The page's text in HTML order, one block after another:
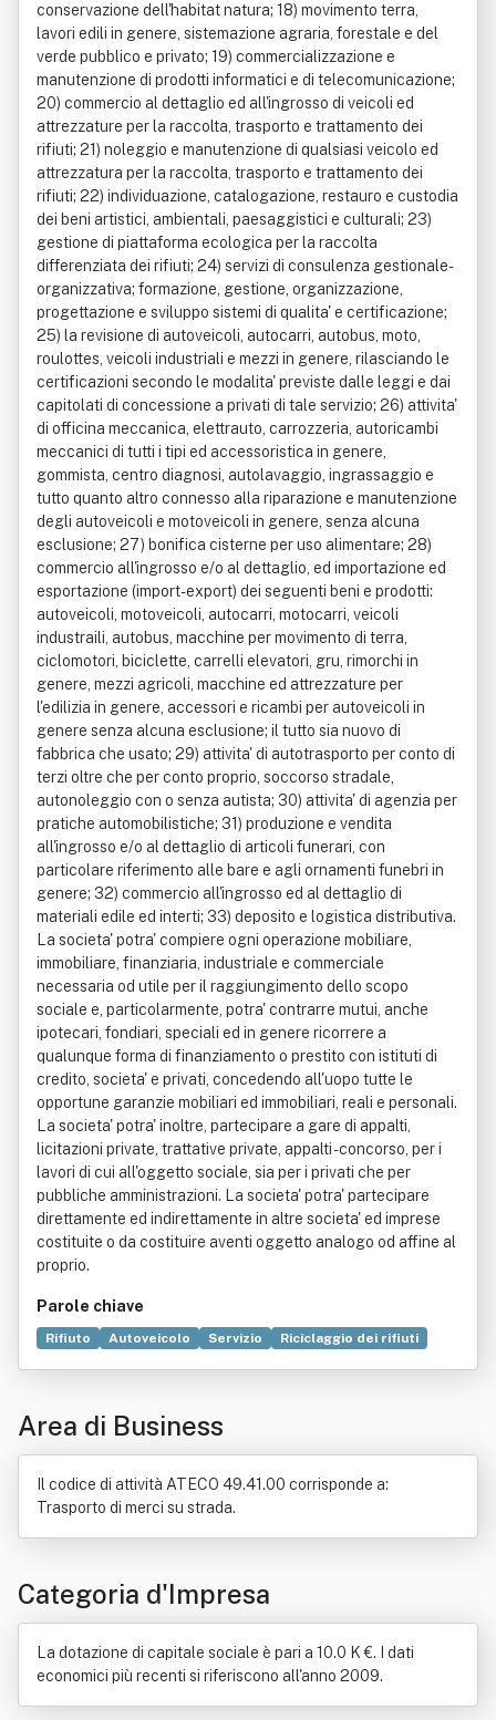
conservazione dell'habitat natura; 18) movimento terra,
lavori edili in genere, sistemazione agraria, forestale e del
verde pubblico e privato; 19) commercializzazione e
manutenzione di prodotti informatici e di telecomunicazione;
20) commercio al dettaglio ed all'ingrosso di veicoli ed
attrezzature per la raccolta, trasporto e trattamento dei
rifiuti; 21) noleggio e manutenzione di qualsiasi veicolo ed
attrezzatura per la raccolta, trasporto e trattamento dei
rifiuti; 22) individuazione, catalogazione, restauro e custodia
dei beni artistici, ambientali, paesaggistici e culturali; 23)
gestione di piattaforma ecologica per la raccolta
differenziata dei rifiuti; 24) servizi di consulenza gestionale-
organizzativa; formazione, gestione, organizzazione,
progettazione e sviluppo sistemi di qualita' e certificazione;
25) la revisione di autoveicoli, autocarri, autobus, moto,
roulottes, veicoli industriali e mezzi in genere, rilasciando le
certificazioni secondo le modalita' previste dalle leggi e dai
capitolati di concessione a privati di tale servizio; 26) attivita'
di officina meccanica, elettrauto, carrozzeria, autoricambi
meccanici di tutti i tipi ed accessoristica in genere,
gommista, centro diagnosi, autolavaggio, ingrassaggio e
tutto quanto altro connesso alla riparazione e manutenzione
degli autoveicoli e motoveicoli in genere, senza alcuna
esclusione; 27) bonifica cisterne per uso alimentare; 28)
commercio all'ingrosso e/o al dettaglio, ed importazione ed
esportazione (import-export) dei seguenti beni e prodotti:
autoveicoli, motoveicoli, autocarri, motocarri, veicoli
industraili, autobus, macchine per movimento di terra,
ciclomotori, biciclette, carrelli elevatori, gru, rimorchi in
genere, mezzi agricoli, macchine ed attrezzature per
l'edilizia in genere, accessori e ricambi per autoveicoli in
genere senza alcuna esclusione; il tutto sia nuovo di
fabbrica che usato; 29) attivita' di autotrasporto per conto di
terzi oltre che per conto proprio, soccorso stradale,
autonoleggio con o senza autista; 30) attivita' di agenzia per
pratiche automobilistiche; 31) produzione e vendita
all'ingrosso e/o al dettaglio di articoli funerari, con
particolare riferimento alle bare e agli ornamenti funebri in
genere; 32) commercio all'ingrosso ed al dettaglio di
materiali edile ed interti; 33) deposito e logistica distributiva.
La societa' potra' compiere ogni operazione mobiliare,
immobiliare, finanziaria, industriale e commerciale
necessaria od utile per il raggiungimento dello scopo
sociale e, particolarmente, potra' contrarre mutui, anche
ipotecari, fondiari, speciali ed in genere ricorrere a
qualunque forma di finanziamento o prestito con istituti di
credito, societa' e privati, concedendo all'uopo tutte le
opportune garanzie mobiliari ed immobiliari, reali e personali.
La societa' potra' inoltre, partecipare a gare di appalti,
licitazioni private, trattative private, appalti - concorso, per i
lavori di cui all'oggetto sociale, sia per i privati che per
pubbliche amministrazioni. La societa' potra' partecipare
direttamente ed indirettamente in altre societa' ed imprese
costituite o da costituire aventi oggetto analogo od affine al
proprio.
Parole chiave
Rifiuto Autoveicolo Servizio
Riciclaggio dei rifiuti
Rito funebre
Trasporto
Area di Business
Il codice di attività ATECO 49.41.00 corrisponde a:
Trasporto di merci su strada.
Categoria d'Impresa
La dotazione di capitale sociale è pari a 10.0 K €. I dati
economici più recenti si riferiscono all'anno 2009.